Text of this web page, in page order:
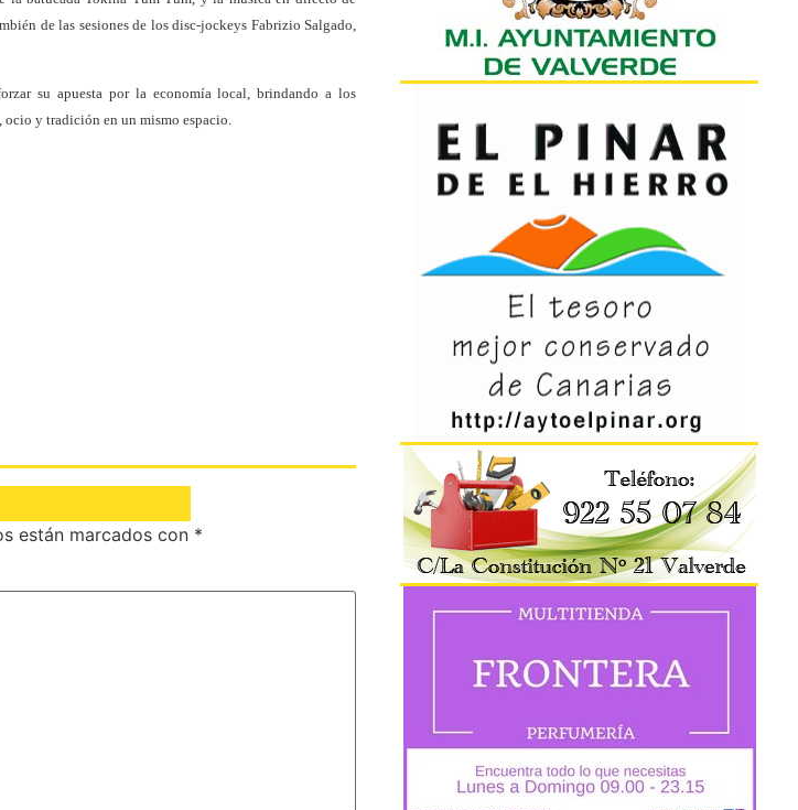
de las sesiones de los disc-jockeys Fabrizio Salgado,
su apuesta por la economía local, brindando a los
ocio y tradición en un mismo espacio.
están marcados con *